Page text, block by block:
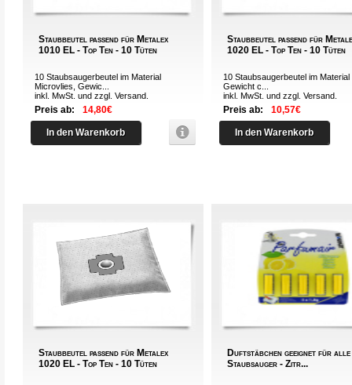
Staubbeutel passend für Metalex
1010 EL - Top Ten - 10 Tüten
10 Staubsaugerbeutel im Material
Microvlies, Gewic...
inkl. MwSt. und zzgl.Versand
Preis ab: 14,80€
In den Warenkorb
Staubbeutel passend für
1020 EL - Top Ten - 10 Tüten
10 Staubsaugerbeutel im Material
Gewicht c...
inkl. MwSt. und zzgl.Versand
Preis ab: 10,57€
In den Warenkorb
Staubbeutel passend für Metalex
1020 EL - Top Ten - 10 Tüten
Duftstäbchen geeignet für alle
Staubsauger - Zitr...